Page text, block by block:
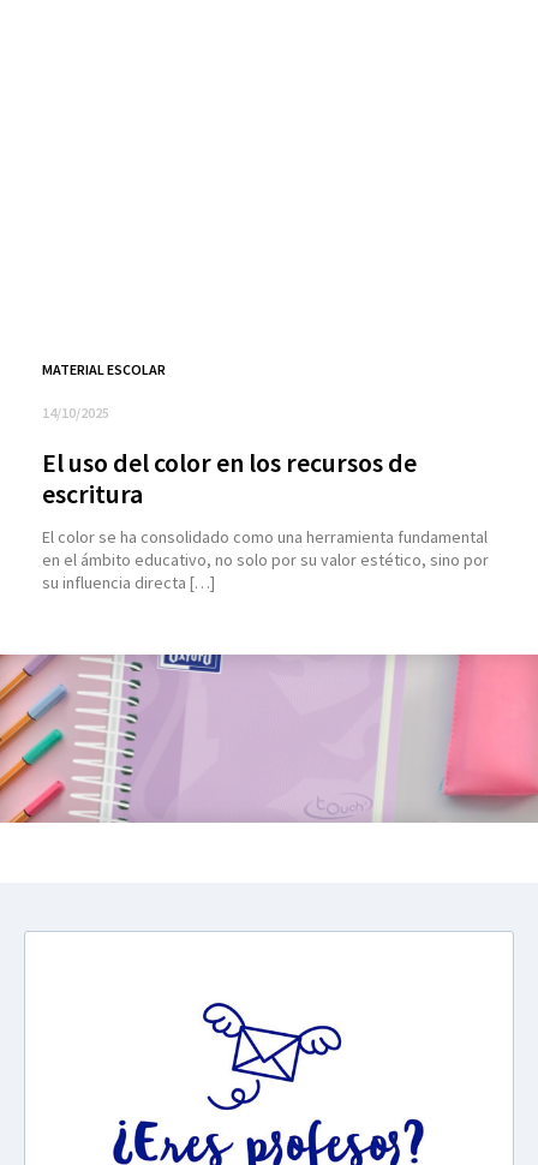
MATERIAL ESCOLAR
14/10/2025
El uso del color en los recursos de
escritura
El color se ha consolidado como una herramienta fundamental
en el ámbito educativo, no solo por su valor estético, sino por
su influencia directa […]